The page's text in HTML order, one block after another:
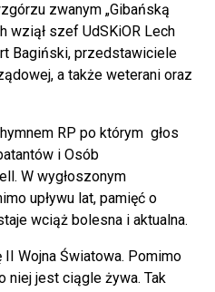
zwanym „Gibańską
wziął szef UdSKiOR Lech
Bagiński, przedstawiciele
a także weterani oraz
RP po którym głos
i Osób
W wygłoszonym
upływu lat, pamięć o
wciąż bolesna i aktualna.
Wojna Światowa. Pomimo
niej jest ciągle żywa. Tak